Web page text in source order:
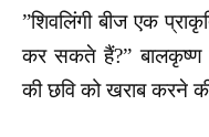
”शिवलिंगी बीज एक
कर सकते हैं?” बालकृष्‍ण ने
की छवि को खराब करने